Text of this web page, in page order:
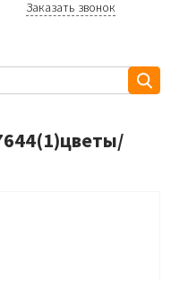
Заказать звонок